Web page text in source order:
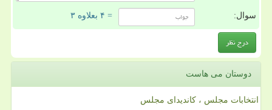
سوال: = ۴ بعلاوه ۳
دوستان می هاست
انتخابات مجلس ، کاندیدای مجلس